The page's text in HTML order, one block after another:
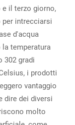
il terzo giorno,
intrecciarsi
d'acqua
temperatura
302 gradi
i prodotti
vantaggio
dire dei diversi
molto